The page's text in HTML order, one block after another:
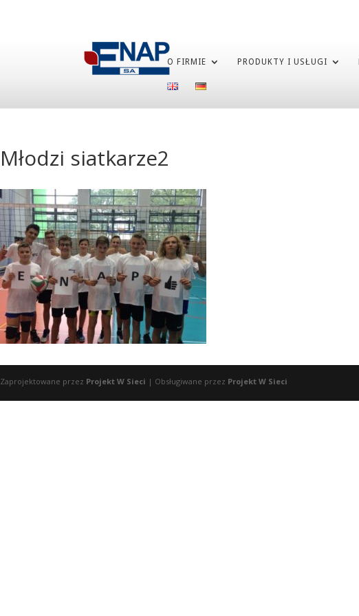
O FIRMIE PRODUKTY I USŁUGI
Młodzi siatkarze2
Zaprojektowane przez Projekt W Sieci | Obsługiwane przez Projekt W Sieci